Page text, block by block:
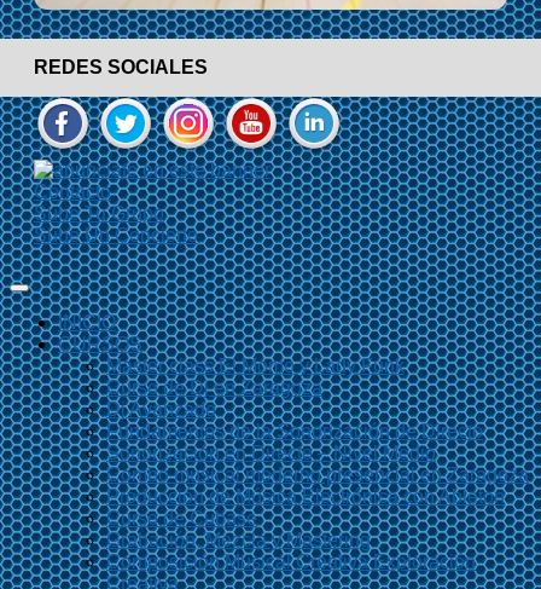
REDES SOCIALES
Contacto
Sube Tu Grupo
Sube Un Concierto
INICIO
CURSOS
Master class El Momo y Lady Funk
Curso de Dj en Zaragoza
Dj Avanzado
Fundamentos de la Sonorización de Directo
Sonorización en Directo – Nivel Medio
Combo musical moderno presencial en Zaragoza
Producción de Música Electrónica con Ableton
Curso de Cubase
Grabación, Mezcla y Mastering
Composición Musical Creativa Exploración
Creativa